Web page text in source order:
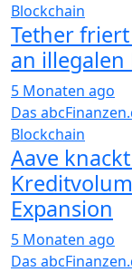
Blockchain
Tether
an
5 Monaten ago
Das
Blockchain
Aave
Expansion
5 Monaten ago
Das